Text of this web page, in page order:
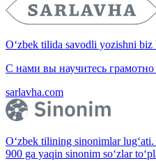
O‘zbek tilida savodli yozishni biz
С нами вы научитесь грамотно
sarlavha.com
O‘zbek tilining sinonimlar
900 ga yaqin sinonim so‘zlar